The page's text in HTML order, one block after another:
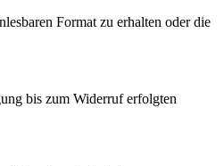
Format zu erhalten oder die
bis zum Widerruf erfolgten